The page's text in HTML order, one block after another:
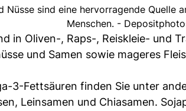
Nüsse sind eine hervorragende Quelle
Menschen. -
in Oliven-, Raps-, Reiskleie- und
und Samen sowie mageres
3-Fettsäuren finden Sie unter
Leinsamen und Chiasamen.